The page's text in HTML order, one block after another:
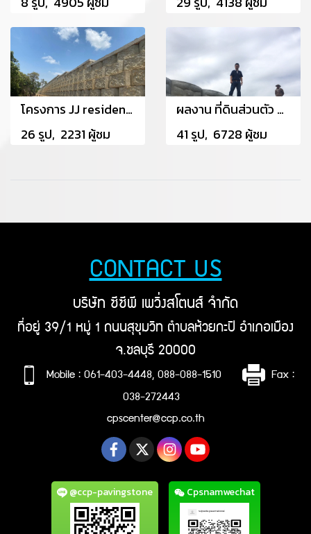
โครงการ JJ residence จ.จันทบุรี
26 รูป, 2231 ผู้ชม
ผลงาน ที่ดินส่วนตัว สระบรี ผู้ชำนาญการ ร่วมกับ CPS ใช้กำแพงกันดิน 5.5 เมตร
41 รูป, 6728 ผู้ชม
CONTACT US
บริษัท ซีซีพี เพวิ่งสโตนส์ จำกัด
ที่อยู่ 39/1 หมู่ 1 ถนนสุขุมวิท ตำบลห้วยกะปิ อำเภอเมือง
จ.ชลบุรี 20000
Mobile : 061-403-4448, 088-088-1510 Fax :
038-272443
cpscenter@ccp.co.th
@ccp-pavingstone Cpsnamwechat